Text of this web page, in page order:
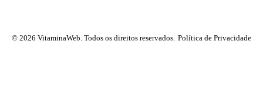
© 2026 VitaminaWeb. Todos os direitos reservados. Política de Privacidade